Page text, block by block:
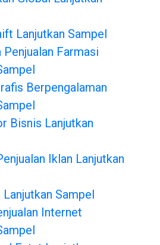
Lanjutkan Sampel
Penjualan Farmasi
Berpengalaman
Bisnis Lanjutkan
Iklan Lanjutkan
Sampel
Internet